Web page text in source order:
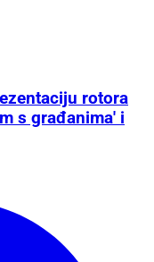
rotora
s građanima' i